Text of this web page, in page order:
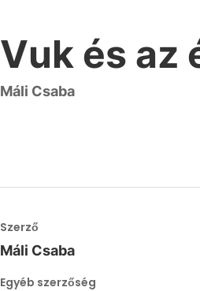
Vuk és az
Máli Csaba
Szerző
Máli Csaba
Egyéb szerzőség